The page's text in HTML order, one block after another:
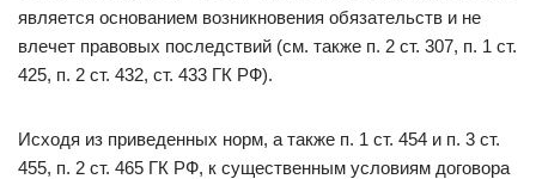
является основанием возникновения обязательств и не
влечет правовых последствий (см. также п. 2 ст. 307, п. 1 ст.
425, п. 2 ст. 432, ст. 433 ГК РФ).
Исходя из приведенных норм, а также п. 1 ст. 454 и п. 3 ст.
455, п. 2 ст. 465 ГК РФ, к существенным условиям договора